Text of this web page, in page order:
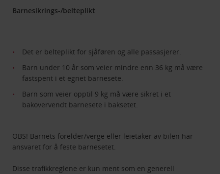
Barnesikrings-/belteplikt
Det er belteplikt for sjåføren og alle passasjerer.
Barn under 10 år som veier mindre enn 36 kg må være
fastspent i et egnet barnesete.
Barn som veier opptil 9 kg må være sikret i et
bakovervendt barnesete i baksetet.
OBS! Barnets forelder/verge eller leietaker av bilen har
ansvaret for å feste barnesetet.
Disse trafikkreglene er kun ment som en generell